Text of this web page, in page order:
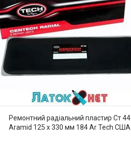
Ремонтний радіальний пластир Ст 44
Aramid 125 x 330 мм 184 Ar Tech США